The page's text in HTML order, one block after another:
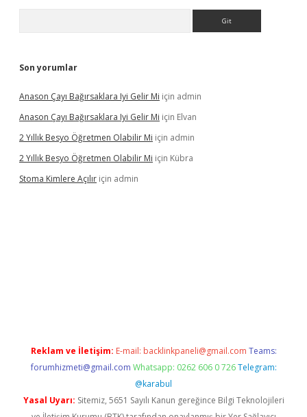
Son yorumlar
Anason Çayı Bağırsaklara Iyi Gelir Mi için admin
Anason Çayı Bağırsaklara Iyi Gelir Mi için Elvan
2 Yıllık Besyo Öğretmen Olabilir Mi için admin
2 Yıllık Besyo Öğretmen Olabilir Mi için Kübra
Stoma Kimlere Açılır için admin
Reklam ve İletişim: E-mail: backlinkpaneli@gmail.com Teams:
forumhizmeti@gmail.com Whatsapp: 0262 606 0 726 Telegram:
@karabul
Yasal Uyarı: Sitemiz, 5651 Sayılı Kanun gereğince Bilgi Teknolojileri